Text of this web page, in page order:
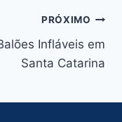
PRÓXIMO
Infláveis em
Santa Catarina